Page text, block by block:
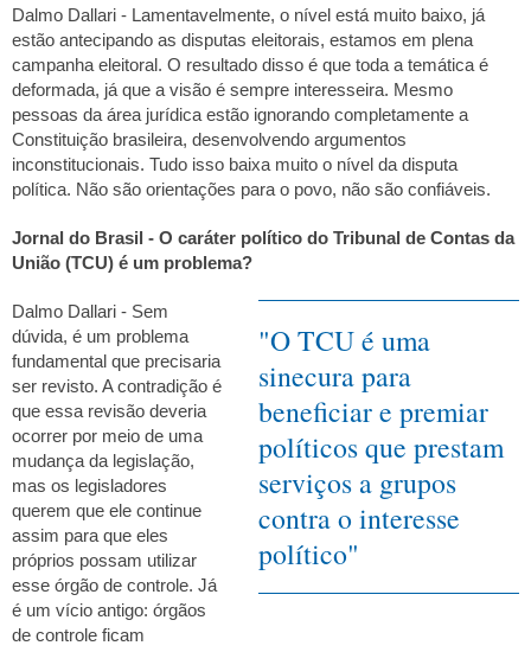
Dalmo Dallari - Lamentavelmente, o nível está muito baixo, já
estão antecipando as disputas eleitorais, estamos em plena
campanha eleitoral. O resultado disso é que toda a temática é
deformada, já que a visão é sempre interesseira. Mesmo
pessoas da área jurídica estão ignorando completamente a
Constituição brasileira, desenvolvendo argumentos
inconstitucionais. Tudo isso baixa muito o nível da disputa
política. Não são orientações para o povo, não são confiáveis.
Jornal do Brasil - O caráter político do Tribunal de Contas da
União (TCU) é um problema?
O TCU é uma
sinecura para
beneficiar e premiar
políticos que prestam
serviços a grupos
contra o interesse
político
Dalmo Dallari - Sem
dúvida, é um problema
fundamental que precisaria
ser revisto. A contradição é
que essa revisão deveria
ocorrer por meio de uma
mudança da legislação,
mas os legisladores
querem que ele continue
assim para que eles
próprios possam utilizar
esse órgão de controle. Já
é um vício antigo: órgãos
de controle ficam